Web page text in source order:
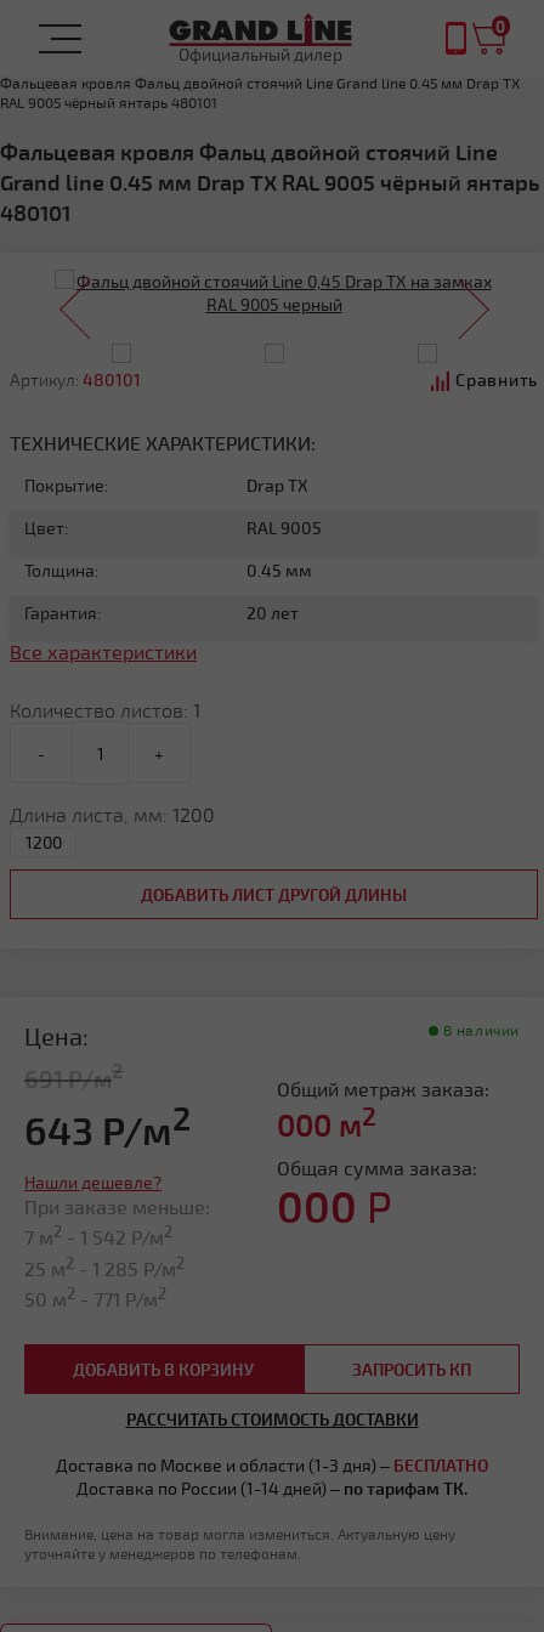
Официальный дилер
0
ФАЛЬЦЕВАЯ КРОВЛЯ
Фальцевая кровля Фальц двойной стоячий Line Grand line 0.45 мм Drap TX
RAL 9005 чёрный янтарь 480101
Фальцевая кровля Фальц двойной стоячий Line
Grand line 0.45 мм Drap TX RAL 9005 чёрный янтарь
480101
Артикул: 480101 Сравнить
ТЕХНИЧЕСКИЕ ХАРАКТЕРИСТИКИ:
Покрытие: Drap TX
Цвет: RAL 9005
Толщина: 0.45 мм
Гарантия: 20 лет
Все характеристики
Количество листов: 1
- +
Длина листа, мм: 1200
ДОБАВИТЬ ЛИСТ ДРУГОЙ ДЛИНЫ
Цена:
691 Р/м2
643 Р/м2
Нашли дешевле?
При заказе меньше:
7 м2 - 1 542 Р/м2
25 м2 - 1 285 Р/м2
50 м2 - 771 Р/м2
В наличии
Общий метраж заказа:
000 м2
Общая сумма заказа:
000 Р
ДОБАВИТЬ В КОРЗИНУ ЗАПРОСИТЬ КП
РАССЧИТАТЬ СТОИМОСТЬ ДОСТАВКИ
Доставка по Москве и области (1-3 дня) – БЕСПЛАТНО
Доставка по России (1-14 дней) – по тарифам ТК.
Внимание, цена на товар могла измениться. Актуальную цену
уточняйте у менеджеров по телефонам.